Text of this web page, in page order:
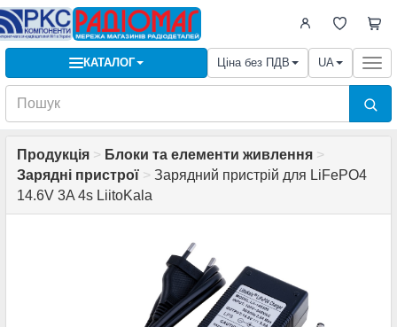
КАТАЛОГ Ціна без ПДВ UA
Продукція > Блоки та елементи живлення >
Зарядні пристрої > Зарядний пристрій для LiFePO4
14.6V 3A 4s LiitoKala